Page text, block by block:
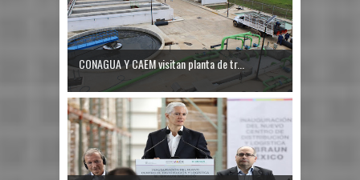
CONAGUA Y CAEM visitan planta de tr...